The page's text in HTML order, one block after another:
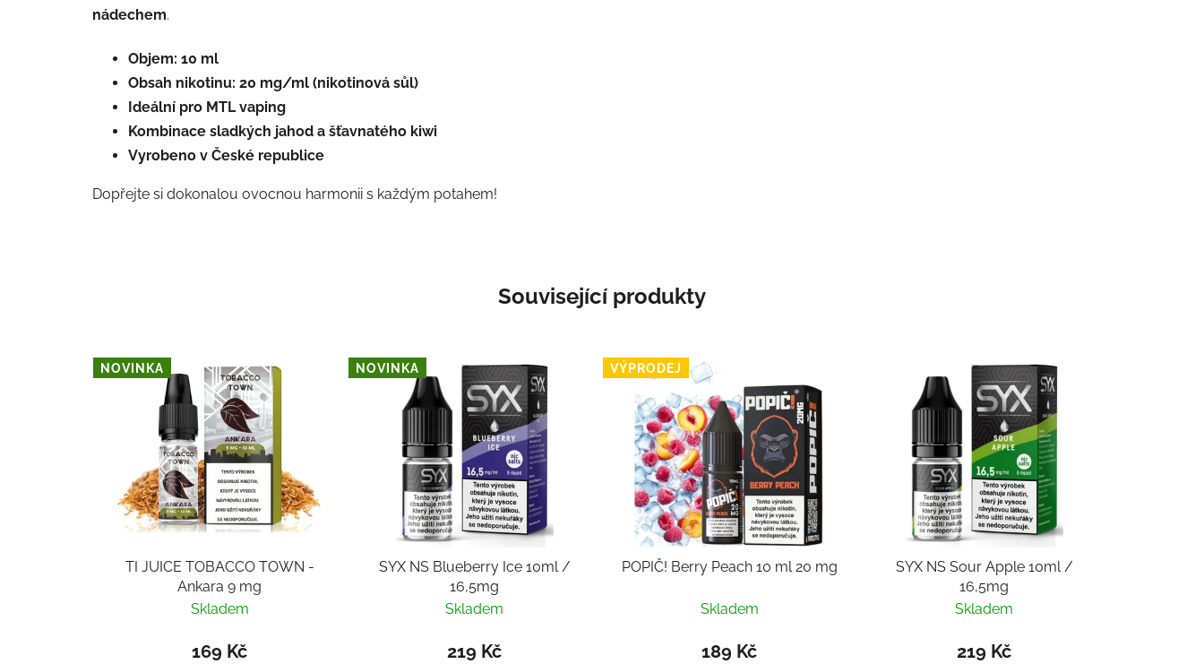
nádechem.
Objem: 10 ml
Obsah nikotinu: 20 mg/ml (nikotinová sůl)
Ideální pro MTL vaping
Kombinace sladkých jahod a šťavnatého kiwi
Vyrobeno v České republice
Dopřejte si dokonalou ovocnou harmonii s každým potahem!
Související produkty
NOVINKA
TI JUICE TOBACCO TOWN -
Ankara 9 mg
Skladem
169 Kč
NOVINKA
SYX NS Blueberry Ice 10ml /
16,5mg
Skladem
219 Kč
VÝPRODEJ
POPIČ! Berry Peach 10 ml 20 mg
Skladem
189 Kč
SYX NS Sour Apple 10ml /
16,5mg
Skladem
219 Kč